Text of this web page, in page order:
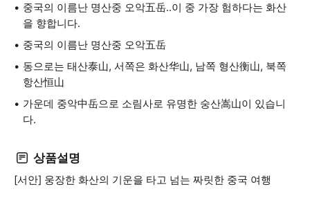
중국의 이름난 명산중 오악五岳..이 중 가장 험하다는 화산
을 향합니다.
중국의 이름난 명산중 오악五岳
동으로는 태산泰山, 서쪽은 화산华山, 남쪽 형산衡山, 북쪽
항산恒山
가운데 중악中岳으로 소림사로 유명한 숭산嵩山이 있습니
다.
상품설명
[서안] 웅장한 화산의 기운을 타고 넘는 짜릿한 중국 여행